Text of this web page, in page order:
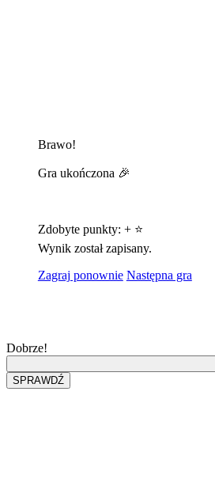
Brawo!
Gra ukończona 🎉
Zdobyte punkty: +⭐
Wynik został zapisany.
Zagraj ponownie Następna gra
Dobrze!